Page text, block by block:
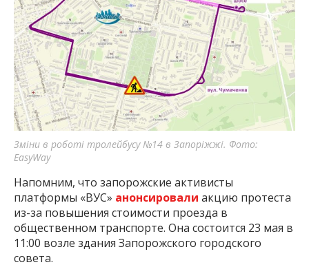
Зміни в роботі тролейбусу №14 в Запоріжжі. Фото:
EasyWay
Напомним, что запорожские активисты
платформы «ВУС» анонсировали акцию протеста
из-за повышения стоимости проезда в
общественном транспорте. Она состоится 23 мая в
11:00 возле здания Запорожского городского
совета.